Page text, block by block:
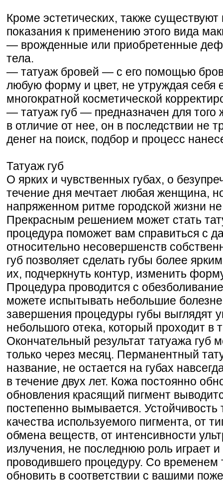
Кроме эстетических, также
показания к применению этого вида
— врожденные или приобретенные
тела.
— татуаж бровей — с его помощью
любую форму и цвет, не утруждая себя
многократной косметической
— татуаж губ — предназначен для того
в отличие от нее, он в последствии не
денег на поиск, подбор и процесс
Татуаж губ
О ярких и чувственных губах, о
течение дня мечтает любая женщина,
напряженном ритме городской жизни
Прекрасным решением может стать
процедура поможет вам справиться с
относительно несовершенств
губ позволяет сделать губы более
их, подчеркнуть контур, изменить
Процедура проводится с
можете испытывать небольшие
завершения процедуры губы выглядят
небольшого отека, который проходит в
Окончательный результат татуажа губ
только через месяц. Перманентный
название, не остается на губах
в течение двух лет. Кожа постоянно
обновления красящий пигмент
постепенно вымывается. Устойчивость
качества используемого пигмента, от
обмена веществ, от интенсивности
излучения, не последнюю роль играет
проводившего процедуру. Со временем
обновить в соответствии с вашими